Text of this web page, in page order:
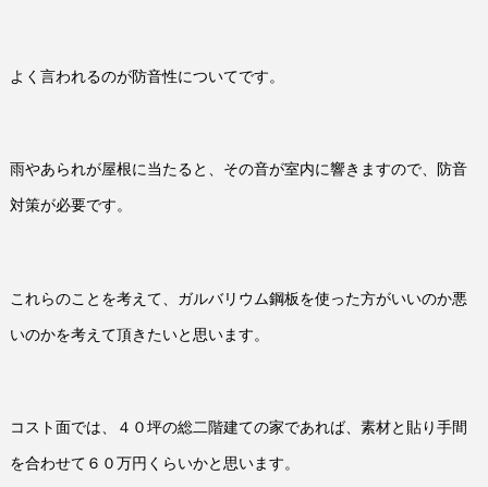
よく言われるのが防音性についてです。
雨やあられが屋根に当たると、その音が室内に響きますので、防音
対策が必要です。
これらのことを考えて、ガルバリウム鋼板を使った方がいいのか悪
いのかを考えて頂きたいと思います。
コスト面では、４０坪の総二階建ての家であれば、素材と貼り手間
を合わせて６０万円くらいかと思います。